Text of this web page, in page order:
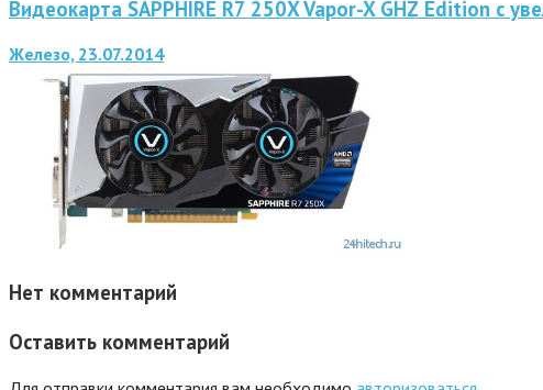
Видеокарта SAPPHIRE R7 250X Vapor-X GHZ Edition с
Железо, 23.07.2014
Нет комментарий
Оставить комментарий